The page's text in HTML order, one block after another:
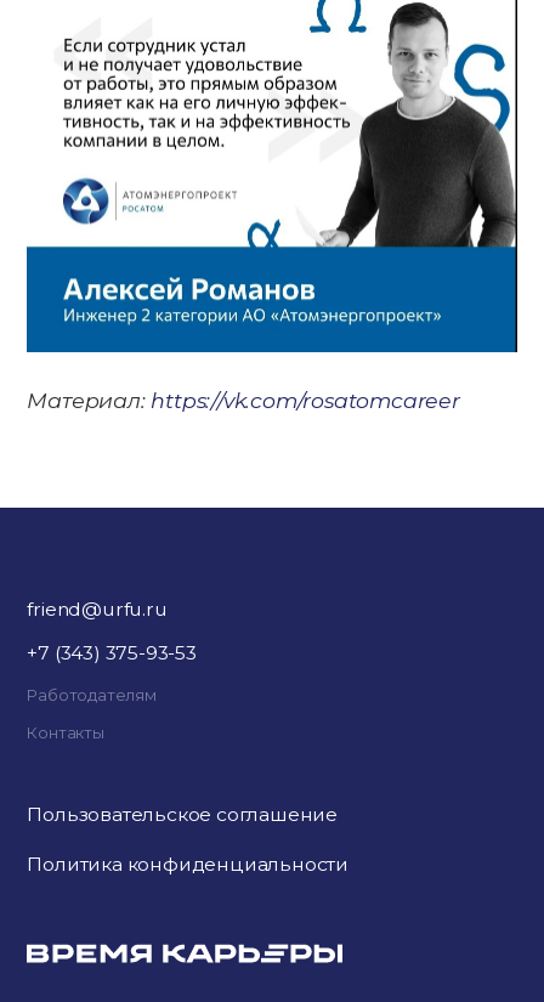
Материал: https://vk.com/rosatomcareer
friend@urfu.ru
+7 (343) 375-93-53
Работодателям
Контакты
Пользовательское соглашение
Политика конфиденциальности